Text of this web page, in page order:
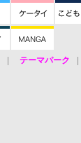
テーマパーク